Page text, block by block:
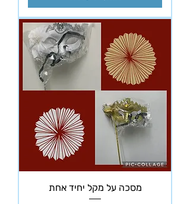
מסכה על מקל יחיד אחת